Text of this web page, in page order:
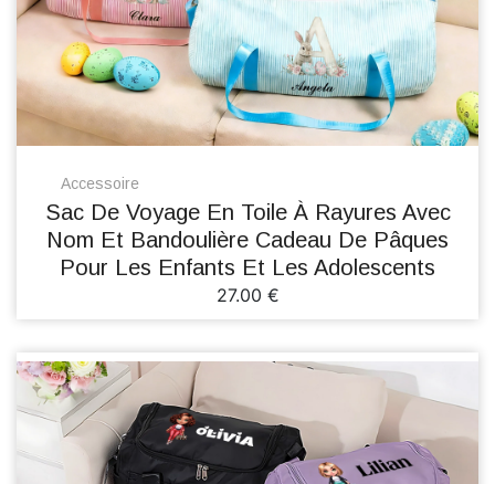
Accessoire
Sac De Voyage En Toile À Rayures Avec
Nom Et Bandoulière Cadeau De Pâques
Pour Les Enfants Et Les Adolescents
27.00 €